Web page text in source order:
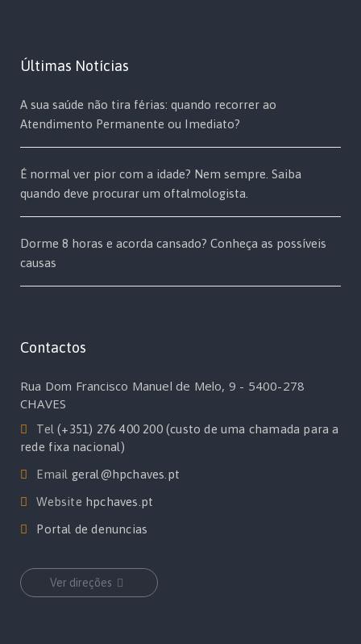
Últimas Notícias
A sua saúde não tira férias: quando recorrer ao
Atendimento Permanente ou Imediato?
É normal ver pior com a idade? Nem sempre. Saiba
quando deve procurar um oftalmologista.
Dorme 8 horas e acorda cansado? Conheça as possíveis
causas
Contactos
Rua Dom Francisco Manuel de Melo, 9 - 5400-278
CHAVES
Tel(+351) 276 400 200 (custo de uma chamada para a
rede fixa nacional)
Email geral@hpchaves.pt
Website hpchaves.pt
Portal de denuncias
Ver direções